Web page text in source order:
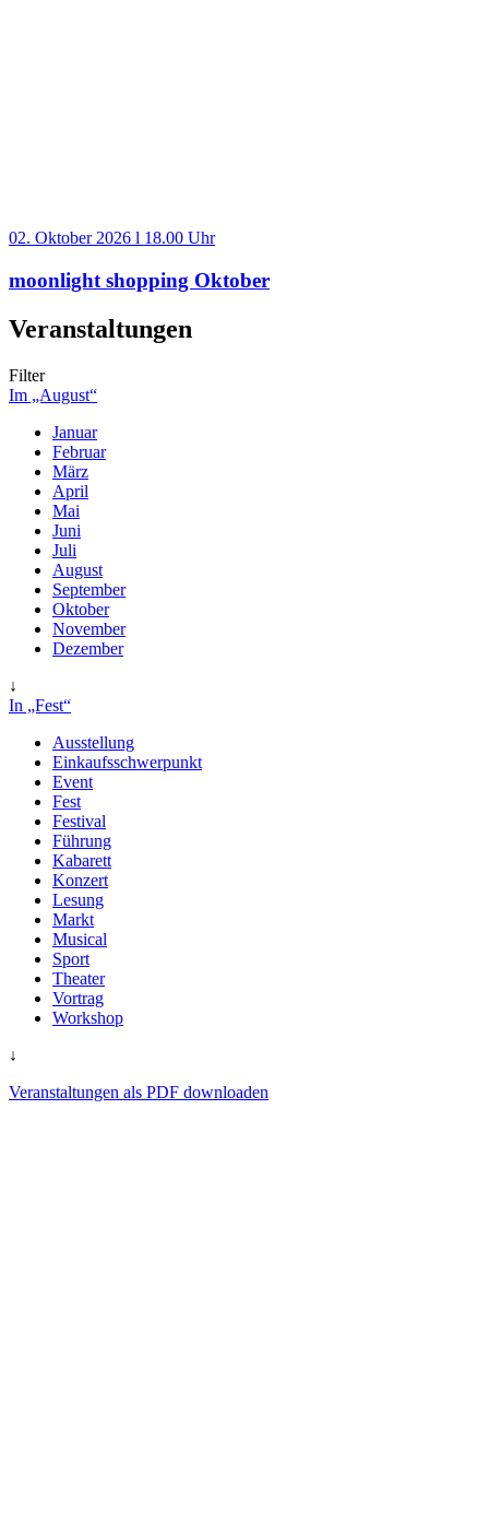
02. Oktober 2026 l 18.00 Uhr
moonlight shopping Oktober
Veranstaltungen
Filter
Im „August“
Januar
Februar
März
April
Mai
Juni
Juli
August
September
Oktober
November
Dezember
↓
In „Fest“
Ausstellung
Einkaufsschwerpunkt
Event
Fest
Festival
Führung
Kabarett
Konzert
Lesung
Markt
Musical
Sport
Theater
Vortrag
Workshop
↓
Veranstaltungen als PDF downloaden